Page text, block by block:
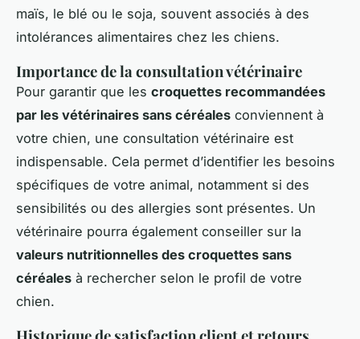
maïs, le blé ou le soja, souvent associés à des
intolérances alimentaires chez les chiens.
Importance de la consultation vétérinaire
Pour garantir que les croquettes recommandées
par les vétérinaires sans céréales conviennent à
votre chien, une consultation vétérinaire est
indispensable. Cela permet d’identifier les besoins
spécifiques de votre animal, notamment si des
sensibilités ou des allergies sont présentes. Un
vétérinaire pourra également conseiller sur la
valeurs nutritionnelles des croquettes sans
céréales à rechercher selon le profil de votre
chien.